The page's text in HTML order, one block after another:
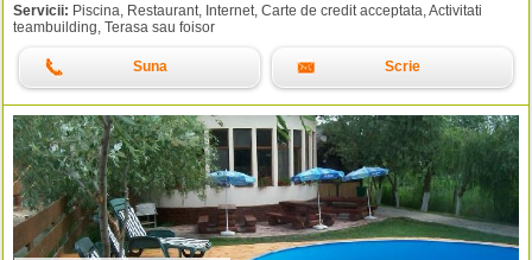
Servicii: Piscina, Restaurant, Internet, Carte de credit acceptata, Activitati
teambuilding, Terasa sau foisor
Suna Scrie